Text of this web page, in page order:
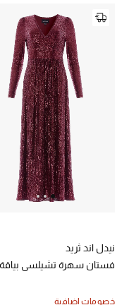
تشكيلة الأعراس
حقائب وأحذية متطابقة
هدايا للنساء
ركن الفخامة
جميع الملابس النسائية
جميع الأحذية النسائية
جميع الإكسسورات النسائية
نيدل اند ثريد
فستان سهرة تشيلسي بياقة V
خصومات إضافية